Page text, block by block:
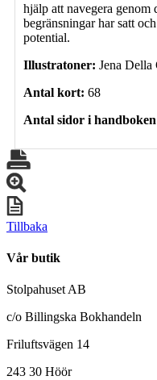
hjälp att navegera
begränsningar har satt
potential.
Illustratoner: Jena Della
Antal kort: 68
Antal sidor i
Tillbaka
Vår butik
Stolpahuset AB
c/o Billingska Bokhandeln
Friluftsvägen 14
243 30 Höör